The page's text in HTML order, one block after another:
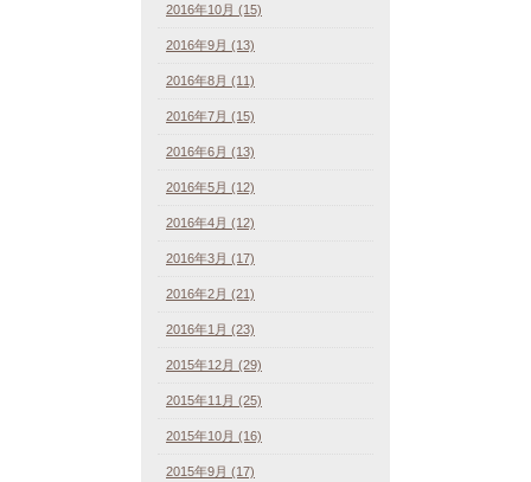
2016年10月 (15)
2016年9月 (13)
2016年8月 (11)
2016年7月 (15)
2016年6月 (13)
2016年5月 (12)
2016年4月 (12)
2016年3月 (17)
2016年2月 (21)
2016年1月 (23)
2015年12月 (29)
2015年11月 (25)
2015年10月 (16)
2015年9月 (17)